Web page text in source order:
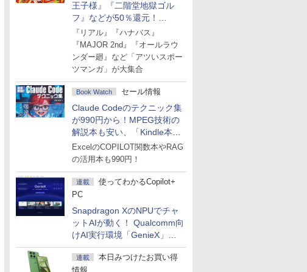
王子様』『二階堂地獄ゴル
フ』などが50％還元！
Amazonマンガ週末セール
『リアル』『ハナバス』
『MAJOR 2nd』『オールラウ
ンダー廻』など「アツいスポー
ツマンガ」が大集合
Book Watch セール情報
Claude Codeのテクニック集
が990円から！MPEG技術の
解説本も安い、「Kindle本サ
マーセール」第2弾開始！
ExcelのCOPILOT関数本やRAG
の活用本も990円！
連載
使ってわかるCopilot+
PC
Snapdragon XのNPUでチャ
ットAIが動く！ Qualcomm向
けAI実行環境「GenieX」を
試してみた
連載
本日みつけたお買い得
情報